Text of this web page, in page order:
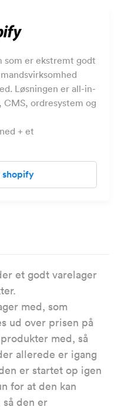
som er ekstremt godt
Løsningen er all-in-
CMS, ordresystem og
+ et
shopify
et godt varelager
med, som
ud over prisen på
med, så
allerede er igang
er startet op igen
for at den kan
den er